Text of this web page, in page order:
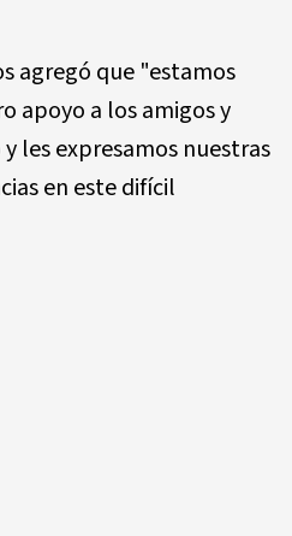
agregó que "estamos
apoyo a los amigos y
les expresamos nuestras
en este difícil